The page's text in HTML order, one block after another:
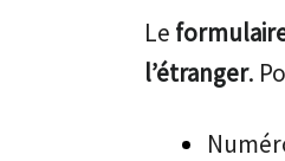
Le
l’étranger.